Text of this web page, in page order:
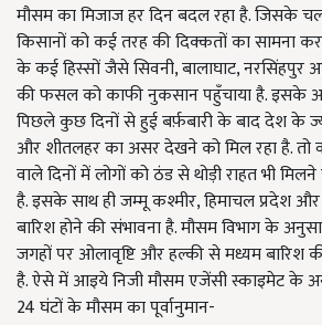
मौसम का मिजाज हर दिन बदल रहा है. जिसके
किसानों को कई तरह की दिक्कतों का सामना
के कई हिस्सों जैसे सिवनी, बालाघाट, नरसिंहपुर
की फसल को काफी नुकसान पहुँचाया है. इसके
पिछले कुछ दिनों से हुई बर्फ़बारी के बाद देश के
और शीतलहर का असर देखने को मिल रहा है. तो
वाले दिनों में लोगों को ठंड से थोड़ी राहत भी
है. इसके साथ ही जम्मू कश्मीर, हिमाचल प्रदेश
बारिश होने की संभावना है. मौसम विभाग के
जगहों पर ओलावृष्टि और हल्की से मध्यम बारिश
है. ऐसे में आइये निजी मौसम एजेंसी स्काइमेट के
24 घंटों के मौसम का पूर्वानुमान-